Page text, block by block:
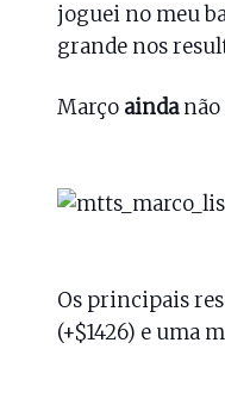
joguei no meu
grande nos
Março aindanão
Os principais
(+$1426) e uma